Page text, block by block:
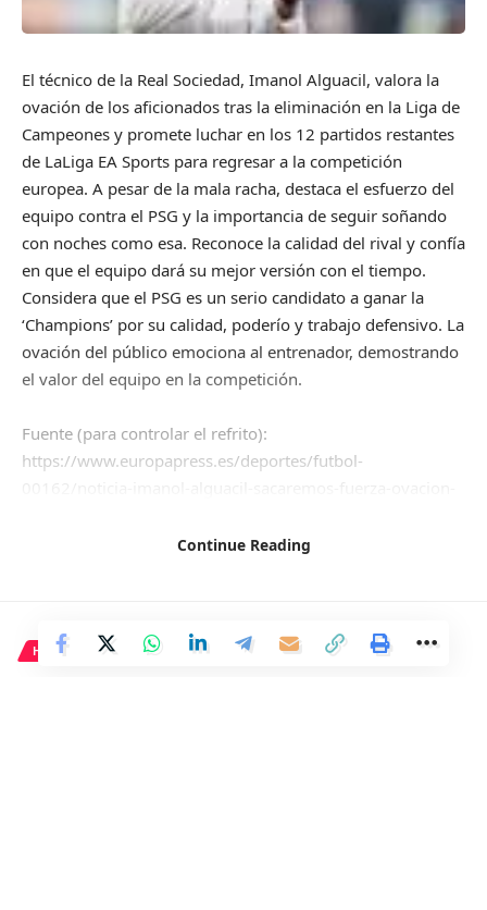
El técnico de la Real Sociedad, Imanol Alguacil, valora la
ovación de los aficionados tras la eliminación en la Liga de
Campeones y promete luchar en los 12 partidos restantes
de LaLiga EA Sports para regresar a la competición
europea. A pesar de la mala racha, destaca el esfuerzo del
equipo contra el PSG y la importancia de seguir soñando
con noches como esa. Reconoce la calidad del rival y confía
en que el equipo dará su mejor versión con el tiempo.
Considera que el PSG es un serio candidato a ganar la
‘Champions’ por su calidad, poderío y trabajo defensivo. La
ovación del público emociona al entrenador, demostrando
el valor del equipo en la competición.
Fuente (para controlar el refrito):
https://www.europapress.es/deportes/futbol-
Continue Reading
HISTORIA